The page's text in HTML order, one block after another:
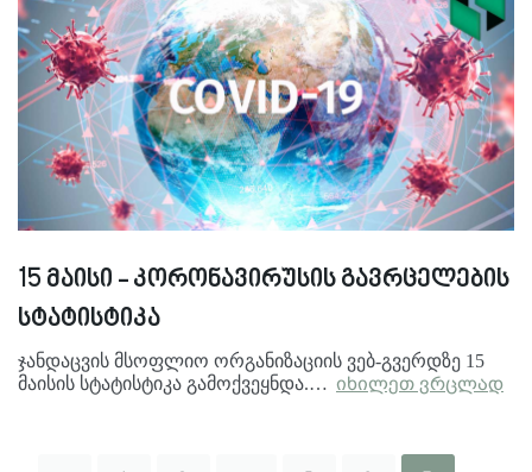
15 მაისი - კორონავირუსის გავრცელების
სტატისტიკა
ჯანდაცვის მსოფლიო ორგანიზაციის ვებ-გვერდზე 15
მაისის სტატისტიკა გამოქვეყნდა.… იხილეთ ვრცლად